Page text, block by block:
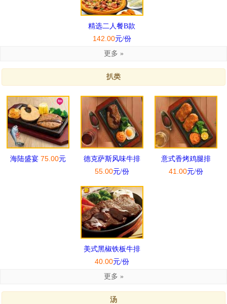
精选二人餐B款
142.00元/份
更多 »
扒类
海陆盛宴 75.00元 德克萨斯风味牛排
55.00元/份
意式香烤鸡腿排
41.00元/份
美式黑椒铁板牛排
40.00元/份
更多 »
汤